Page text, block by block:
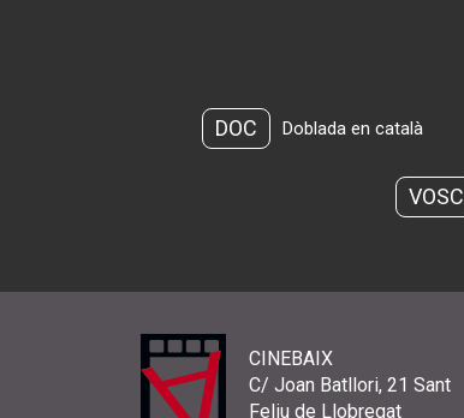
DOC Doblada en català
VOSC
CINEBAIX
C/ Joan Batllori, 21 Sant
Feliu de Llobregat